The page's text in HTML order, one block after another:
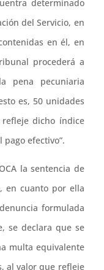
determinado
del Servicio, en
en él, en
procederá a
pena pecuniaria
es, 50 unidades
dicho índice
efectivo”.
la sentencia de
en cuanto por ella
formulada
se declara que se
multa equivalente
al valor que refleje